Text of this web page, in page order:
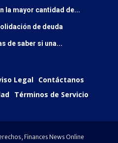
la mayor cantidad de...
de deuda
de saber si una...
Legal Contáctanos
Términos de Servicio
Finances News Online